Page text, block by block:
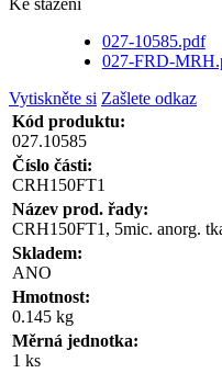
027-10585.pdf
027-FRD-
Vytiskněte si Zašlete odkaz
Kód produktu:
027.10585
Číslo části:
CRH150FT1
Název prod. řady:
CRH150FT1, 5mic. anorg.
Skladem:
ANO
Hmotnost:
0.145 kg
Měrná jednotka:
1 ks